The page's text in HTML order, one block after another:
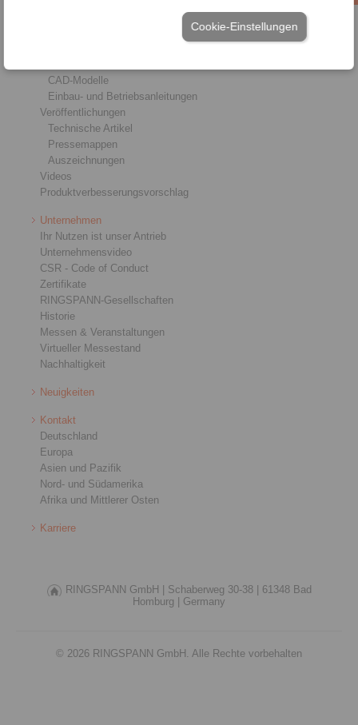
Cookie-Einstellungen
CAD-Modelle
Einbau- und Betriebsanleitungen
Veröffentlichungen
Technische Artikel
Pressemappen
Auszeichnungen
Videos
Produktverbesserungsvorschlag
Unternehmen
Ihr Nutzen ist unser Antrieb
Unternehmensvideo
CSR - Code of Conduct
Zertifikate
RINGSPANN-Gesellschaften
Historie
Messen & Veranstaltungen
Virtueller Messestand
Nachhaltigkeit
Neuigkeiten
Kontakt
Deutschland
Europa
Asien und Pazifik
Nord- und Südamerika
Afrika und Mittlerer Osten
Karriere
RINGSPANN GmbH | Schaberweg 30-38 |
61348 Bad
Homburg |
Germany
© 2026 RINGSPANN GmbH. Alle Rechte vorbehalten